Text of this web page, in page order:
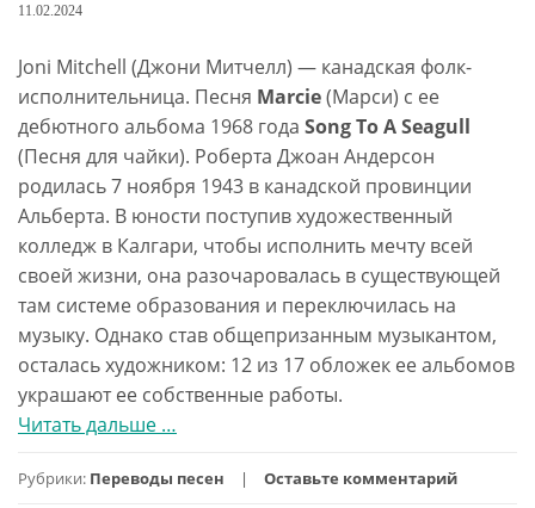
11.02.2024
Joni Mitchell (Джони Митчелл) — канадская фолк-
исполнительница. Песня Marcie(Марси) с ее
дебютного альбома 1968 года Song To A Seagull
(Песня для чайки). Роберта Джоан Андерсон
родилась 7 ноября 1943 в канадской провинции
Альберта. В юности поступив художественный
колледж в Калгари, чтобы исполнить мечту всей
своей жизни, она разочаровалась в существующей
там системе образования и переключилась на
музыку. Однако став общепризанным музыкантом,
осталась художником: 12 из 17 обложек ее альбомов
украшают ее собственные работы.
Читать дальше проMarcie
песни
…
Рубрики: Переводы песен Оставьте комментарий